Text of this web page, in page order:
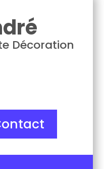
Décoration